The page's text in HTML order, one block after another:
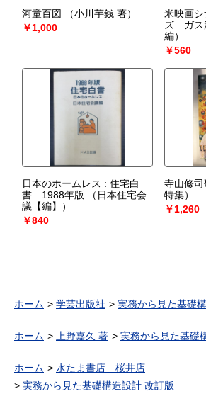
河童百図
（小川芋銭 著）
￥1,000
米映画
ズ ガ
編）
￥560
日本のホームレス : 住宅白
書 1988年版
（日本住宅会
議【編】）
￥840
寺山修
特集）
￥1,260
ホーム 学芸出版社 実務から見た基礎
ホーム 上野嘉久 著 実務から見た基礎
ホーム
水たま書店 桜井店
実務から見た基礎構造設計 改訂版